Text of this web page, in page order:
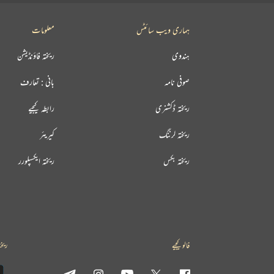
معلومات
ریختہ فاؤنڈیشن
بانی : تعارف
رابطہ کیجیے
کیریئر
ریختہ ایکسپلورر
ہماری ویب سائٹس
ہندوی
صوفی نامہ
ریختہ ڈکشنری
ریختہ لرننگ
ریختہ بکس
فالو کیجیے